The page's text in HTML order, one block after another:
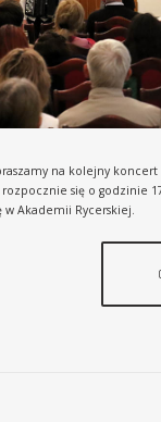
na kolejny
się o godzinie
Akademii Rycerskiej.